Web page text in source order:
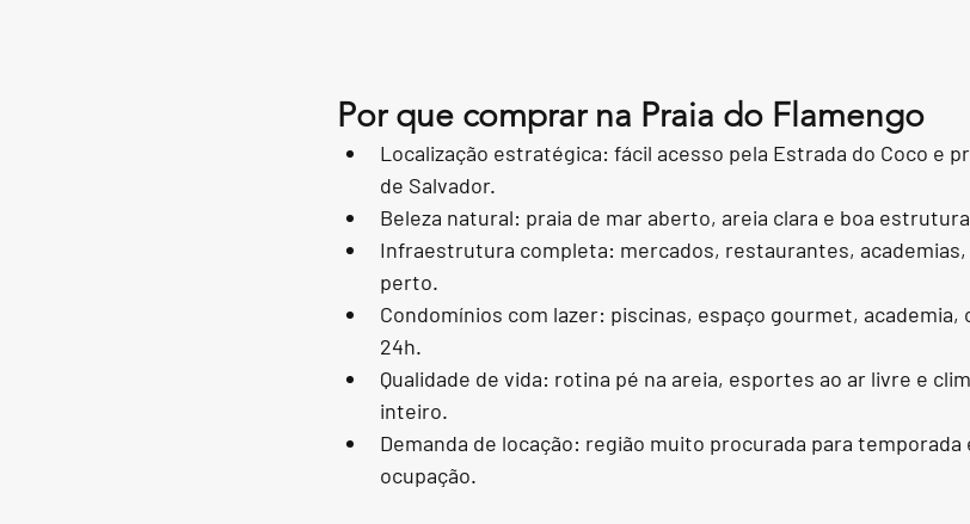
Por que comprar na Praia do Flamengo
Localização estratégica: fácil acesso pela Estrada do Coco e
de Salvador.
Beleza natural: praia de mar aberto, areia clara e boa
Infraestrutura completa: mercados, restaurantes,
perto.
Condomínios com lazer: piscinas, espaço gourmet, academia,
24h.
Qualidade de vida: rotina pé na areia, esportes ao ar livre e
inteiro.
Demanda de locação: região muito procurada para
ocupação.